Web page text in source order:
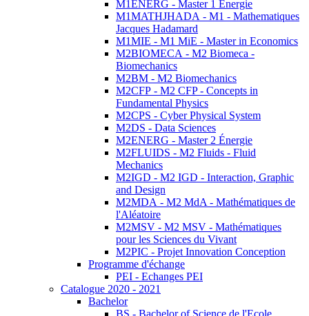
M1ENERG - Master 1 Énergie
M1MATHJHADA - M1 - Mathematiques
Jacques Hadamard
M1MIE - M1 MiE - Master in Economics
M2BIOMECA - M2 Biomeca -
Biomechanics
M2BM - M2 Biomechanics
M2CFP - M2 CFP - Concepts in
Fundamental Physics
M2CPS - Cyber Physical System
M2DS - Data Sciences
M2ENERG - Master 2 Énergie
M2FLUIDS - M2 Fluids - Fluid
Mechanics
M2IGD - M2 IGD - Interaction, Graphic
and Design
M2MDA - M2 MdA - Mathématiques de
l'Aléatoire
M2MSV - M2 MSV - Mathématiques
pour les Sciences du Vivant
M2PIC - Projet Innovation Conception
Programme d'échange
PEI - Echanges PEI
Catalogue 2020 - 2021
Bachelor
BS - Bachelor of Science de l'Ecole